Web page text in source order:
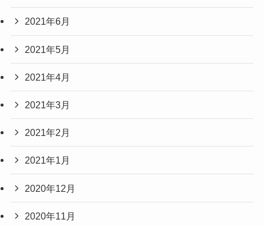
2021年6月
2021年5月
2021年4月
2021年3月
2021年2月
2021年1月
2020年12月
2020年11月